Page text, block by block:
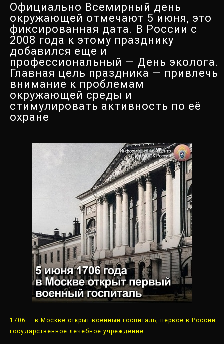
Официально Всемирный день
окружающей отмечают 5 июня, это
фиксированная дата. В России с
2008 года к этому празднику
добавился еще и
профессиональный — День эколога.
Главная цель праздника — привлечь
внимание к проблемам
окружающей среды и
стимулировать активность по её
охране
1706 — в Москве открыт военный госпиталь, первое в России
государственное лечебное учреждение